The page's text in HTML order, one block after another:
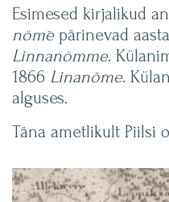
Esimesed kirjalikud
nöm̄e pärinevad
Linnanömme.
1866 Linanõme.
alguses.
Täna ametlikult Piilsi